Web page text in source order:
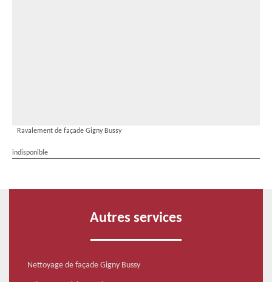
Ravalement de façade Gigny Bussy
indisponible
Autres services
Nettoyage de façade Gigny Bussy